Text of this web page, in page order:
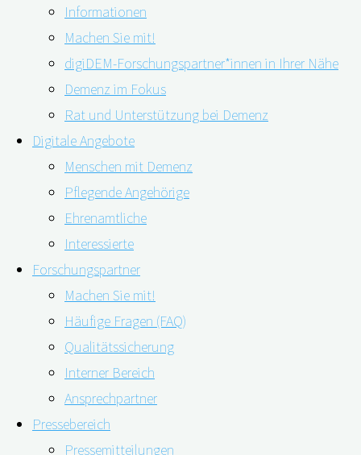
Informationen
Machen Sie mit!
digiDEM-Forschungspartner*innen in Ihrer Nähe
Demenz im Fokus
Rat und Unterstützung bei Demenz
Digitale Angebote
Menschen mit Demenz
Pflegende Angehörige
Ehrenamtliche
Interessierte
Forschungspartner
Machen Sie mit!
Häufige Fragen (FAQ)
Qualitätssicherung
Interner Bereich
Ansprechpartner
Pressebereich
Pressemitteilungen
02.06.2023
Demenz als Oberbegriff beschreibt keine konkrete
einzelne Erkrankung, sondern ein sogenanntes Syndrom,
also eine Kombination aus bestimmten Symptomen. Je
nach Demenzform sind die Anfangssymptome und die
Verläufe der Erkrankung jedoch unterschiedlich. Aus
diesem Grund hat der Welt-Alzheimer-Bericht 2022